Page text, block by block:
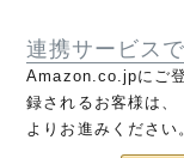
連携サービス
Amazon.co.jpにご
録されるお客様は
よりお進みください